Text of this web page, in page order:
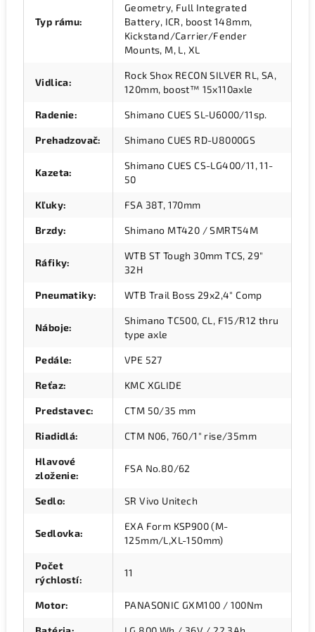
Typ rámu:
Geometry, Full Integrated
Battery, ICR, boost 148mm,
Kickstand/Carrier/Fender
Mounts, M, L, XL
Vidlica:
Rock Shox RECON SILVER RL, SA,
120mm, boost™ 15x110axle
Radenie: Shimano CUES SL-U6000/11sp.
Prehadzovač: Shimano CUES RD-U8000GS
Kazeta:
Shimano CUES CS-LG400/11, 11-
50
Kľuky: FSA 38T, 170mm
Brzdy: Shimano MT420 / SMRT54M
Ráfiky:
WTB ST Tough 30mm TCS, 29"
32H
Pneumatiky: WTB Trail Boss 29x2,4" Comp
Náboje:
Shimano TC500, CL, F15/R12 thru
type axle
Pedále: VPE 527
Reťaz: KMC XGLIDE
Predstavec: CTM 50/35 mm
Riadidlá: CTM N06, 760/1" rise/35mm
Hlavové
zloženie:
FSA No.80/62
Sedlo: SR Vivo Unitech
Sedlovka:
EXA Form KSP900 (M-
125mm/L,XL-150mm)
Počet
rýchlostí:
11
Motor: PANASONIC GXM100 / 100Nm